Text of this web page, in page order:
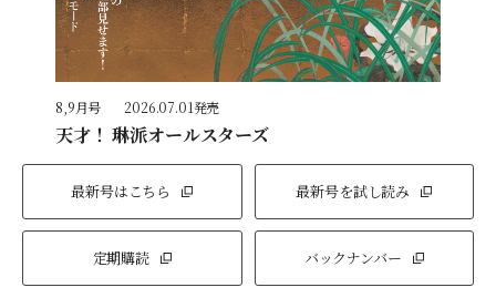
8,9月号 2026.07.01発売
天才！ 琳派オールスターズ
最新号はこちら 最新号を試し読み
定期購読 バックナンバー